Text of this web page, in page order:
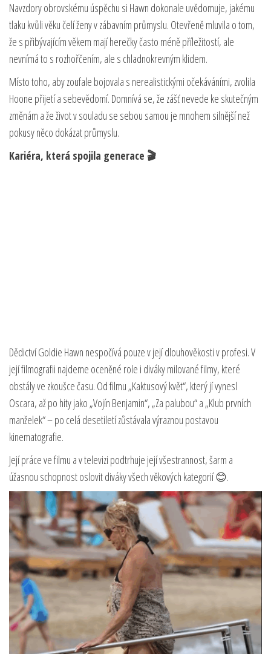
Navzdory obrovskému úspěchu si Hawn dokonale uvědomuje, jakému
tlaku kvůli věku čelí ženy v zábavním průmyslu. Otevřeně mluvila o tom,
že s přibývajícím věkem mají herečky často méně příležitostí, ale
nevnímá to s rozhořčením, ale s chladnokrevným klidem.
Místo toho, aby zoufale bojovala s nerealistickými očekáváními, zvolila
Hoone přijetí a sebevědomí. Domnívá se, že zášť nevede ke skutečným
změnám a že život v souladu se sebou samou je mnohem silnější než
pokusy něco dokázat průmyslu.
Kariéra, která spojila generace 🎬
Dědictví Goldie Hawn nespočívá pouze v její dlouhověkosti v profesi. V
její filmografii najdeme oceněné role i diváky milované filmy, které
obstály ve zkoušce času. Od filmu „Kaktusový květ“, který jí vynesl
Oscara, až po hity jako „Vojín Benjamin“, „Za palubou“ a „Klub prvních
manželek“ – po celá desetiletí zůstávala výraznou postavou
kinematografie.
Její práce ve filmu a v televizi podtrhuje její všestrannost, šarm a
úžasnou schopnost oslovit diváky všech věkových kategorií 😊.